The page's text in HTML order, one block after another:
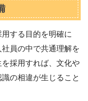
する目的を明確に
員の中で共通理解を
採用すれば、文化や
の相違が生じること